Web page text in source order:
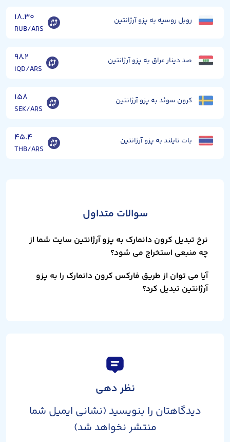
روبل روسیه به پزو آرژانتین ۱۸.۳۰
RUB/ARS
صد دینار عراق به پزو آرژانتین ۹۸.۲
IQD/ARS
کرون سوئد به پزو آرژانتین ۱۵۸
SEK/ARS
بات تایلند به پزو آرژانتین ۴۵.۴
THB/ARS
سوالات متداول
نرخ تبدیل کرون دانمارک به پزو آرژانتین سایت شما از
چه منبعی استخراج می شود؟
آیا می توان از طریق فارکس کرون دانمارک را به پزو
آرژانتین تبدیل کرد؟
نظر دهی
دیدگاهتان را بنویسید (نشانی ایمیل شما
منتشر نخواهد شد)